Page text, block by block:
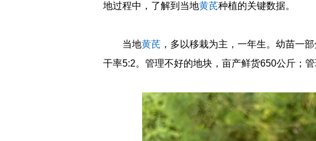
地过程中，了解到当地黄芪种植的关键数据。
当地黄芪 ，多以移栽为主，一年生。幼苗一
干率5:2。管理不好的地块，亩产鲜货650公斤；